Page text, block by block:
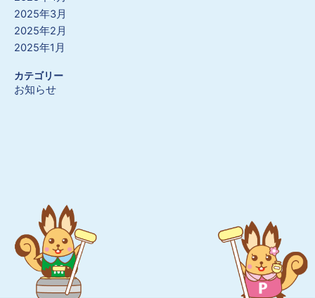
2025年3月
2025年2月
2025年1月
カテゴリー
お知らせ